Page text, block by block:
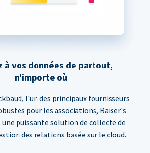
à vos données de partout,
n'importe où
l'un des principaux fournisseurs
pour les associations, Raiser's
une puissante solution de collecte de
des relations basée sur le cloud.